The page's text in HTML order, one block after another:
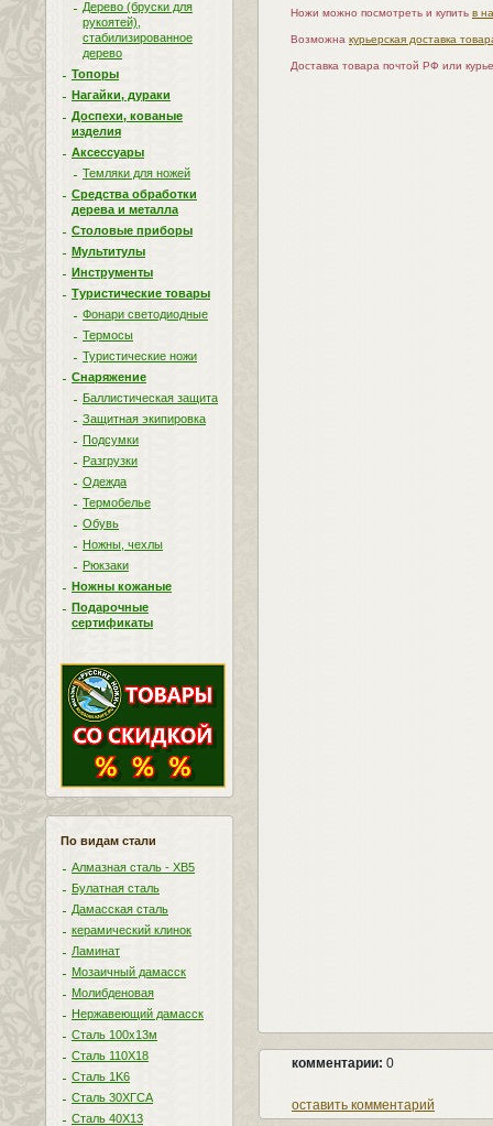
Дерево (бруски для
рукоятей),
стабилизированное
дерево
Топоры
Нагайки, дураки
Доспехи, кованые
изделия
Аксессуары
Темляки для ножей
Средства обработки
дерева и металла
Столовые приборы
Мультитулы
Инструменты
Туристические товары
Фонари светодиодные
Термосы
Туристические ножи
Снаряжение
Баллистическая защита
Защитная экипировка
Подсумки
Разгрузки
Одежда
Термобелье
Обувь
Ножны, чехлы
Рюкзаки
Ножны кожаные
Подарочные
сертификаты
По видам стали
Алмазная сталь - ХВ5
Булатная сталь
Дамасская сталь
керамический клинок
Ламинат
Мозаичный дамасск
Молибденовая
Нержавеющий дамасск
Сталь 100х13м
Сталь 110Х18
Сталь 1K6
Сталь 30ХГСА
Сталь 40Х13
Ножи можно посмотреть и купить в
Возможна курьерская доставка
Доставка товара почтой РФ или
комментарии: 0
оставить комментарий